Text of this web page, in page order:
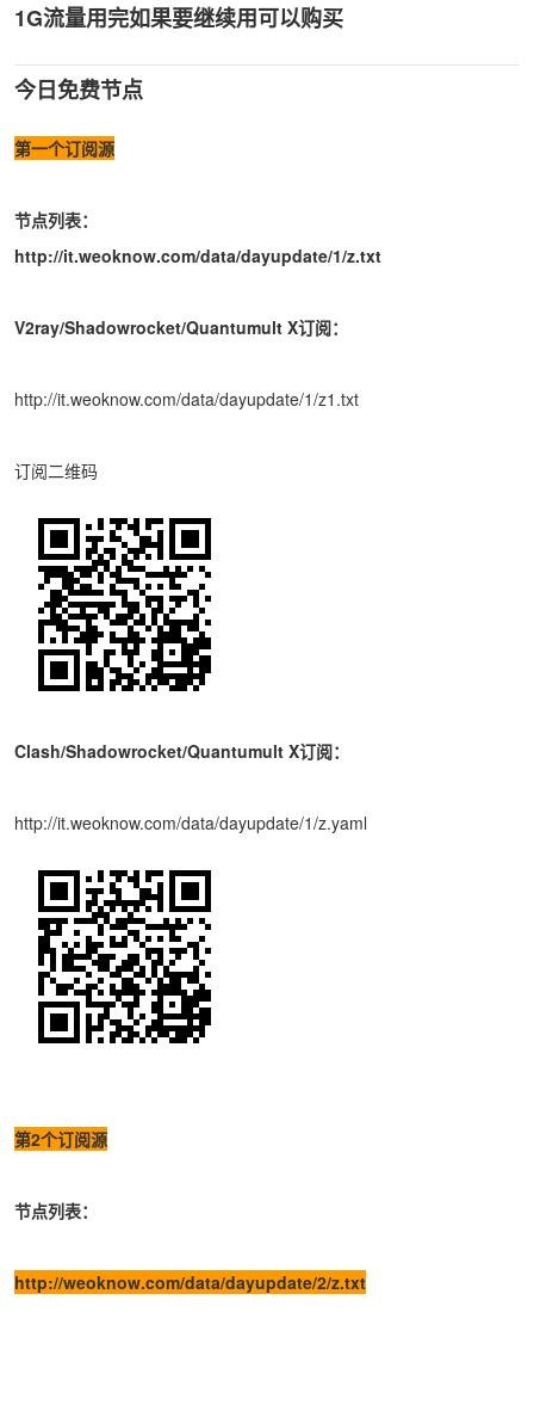
1G流量用完如果要继续用可以购买
今日免费节点
第一个订阅源
节点列表：
http://it.weoknow.com/data/dayupdate/1/z.txt
V2ray/Shadowrocket/Quantumult X订阅：
http://it.weoknow.com/data/dayupdate/1/z1.txt
订阅二维码
Clash/Shadowrocket/Quantumult X订阅：
http://it.weoknow.com/data/dayupdate/1/z.yaml
第2个订阅源
节点列表：
http://weoknow.com/data/dayupdate/2/z.txt